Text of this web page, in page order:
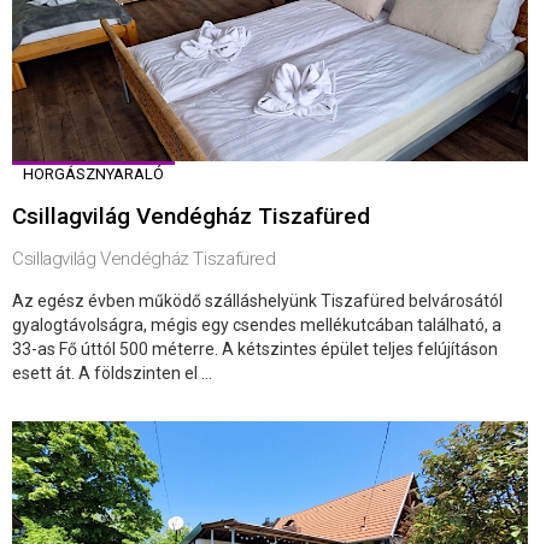
HORGÁSZNYARALÓ
Csillagvilág Vendégház Tiszafüred
Csillagvilág Vendégház Tiszafüred
Az egész évben működő szálláshelyünk Tiszafüred belvárosától
gyalogtávolságra, mégis egy csendes mellékutcában található, a
33-as Fő úttól 500 méterre. A kétszintes épület teljes felújításon
esett át. A földszinten el ...